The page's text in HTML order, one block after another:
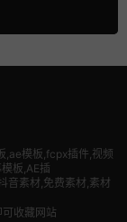
,ae模板,fcpx插件,视频
板,AE插
音素材,免费素材,素材
收藏网站